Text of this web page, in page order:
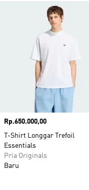
Harga
Rp.650.000,00
T-Shirt Longgar Trefoil
Essentials
Pria Originals
Baru